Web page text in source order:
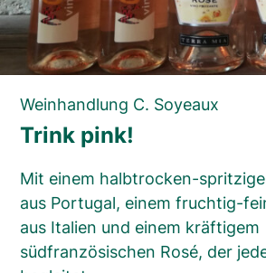
Weinhandlung C. Soyeaux
Trink pink!
Mit einem halbtrocken-
aus Portugal, einem fruchtig-
aus Italien und einem kräftigem
südfranzösischen Rosé, der